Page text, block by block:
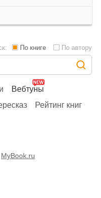
Вебтуны
Рейтинг книг
По книге По автору
MyBook.ru